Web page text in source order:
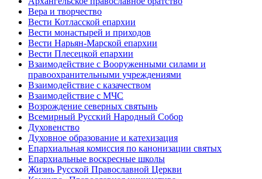
Вера и творчество
Вести Котласской епархии
Вести монастырей и приходов
Вести Нарьян-Марской епархии
Вести Плесецкой епархии
Взаимодействие с Вооруженными силами и
правоохранительными учреждениями
Взаимодействие с казачеством
Взаимодействие с МЧС
Возрождение северных святынь
Всемирный Русский Народный Собор
Духовенство
Духовное образование и катехизация
Епархиальная комиссия по канонизации святых
Епархиальные воскресные школы
Жизнь Русской Православной Церкви